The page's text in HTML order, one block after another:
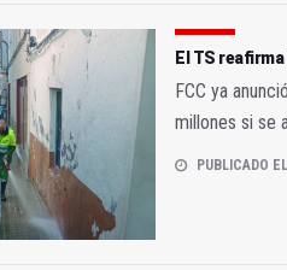
El TS
FCC ya
millones si se
PUBLICADO